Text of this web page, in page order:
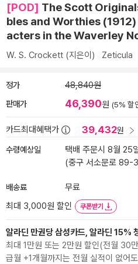
[POD] The Scott
bles and Worthies
acters in the Waverley
W. S. Crockett (지은이) Zeticula
정가 48,840원
판매가 46,390원 (5% 할
카드최대혜택가 39,432원
수령예상일
택배 주문시 8월 25
(중구 서소문로 89-
배송료
무료
최대 3,000원 할인
쿠폰받기
알라딘 만권당 삼성카드, 알라딘 15%
최대 1만원 또는 2만원 할인(전월 30
급월 +1개월까지는 전월 실적이 없어